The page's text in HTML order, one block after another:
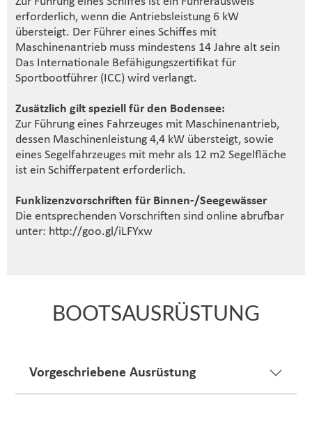
erforderlich, wenn die Antriebsleistung 6 kW
übersteigt. Der Führer eines Schiffes mit
Maschinenantrieb muss mindestens 14 Jahre alt sein
Das Internationale Befähigungszertifikat für
Sportbootführer (ICC) wird verlangt.
Zusätzlich gilt speziell für den Bodensee:
Zur Führung eines Fahrzeuges mit Maschinenantrieb,
dessen Maschinenleistung 4,4 kW übersteigt, sowie
eines Segelfahrzeuges mit mehr als 12 m2 Segelfläche
ist ein Schifferpatent erforderlich.
Funklizenzvorschriften für Binnen-/Seegewässer
Die entsprechenden Vorschriften sind online abrufbar
unter: http://goo.gl/iLFYxw
BOOTSAUSRÜSTUNG
Vorgeschriebene Ausrüstung